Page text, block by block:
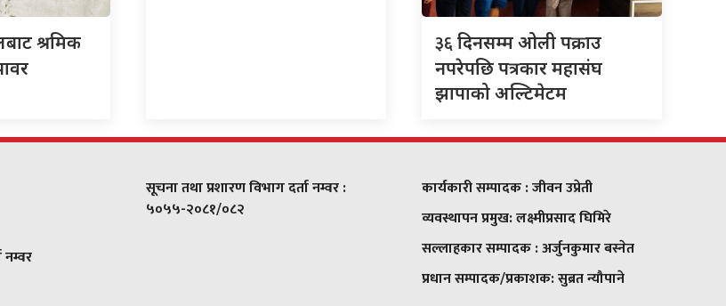
श्रमिक
३६दिनसम्म ओली पक्राउ
नपरेपछि पत्रकार महासंघ
झापाको अल्टिमेटम
नम्वर
सूचना तथा प्रशारण विभाग दर्ता नम्वर :
५०५५-२०८१/०८२
कार्यकारी सम्पादक : जीवन उप्रेती
व्यवस्थापन प्रमुख:लक्ष्मीप्रसाद घिमिरे
सल्लाहकार सम्पादक : अर्जुनकुमार बस्नेत
प्रधान सम्पादक/प्रकाशक:सुब्रत न्यौपाने